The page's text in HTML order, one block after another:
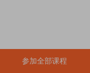
参加全部课程